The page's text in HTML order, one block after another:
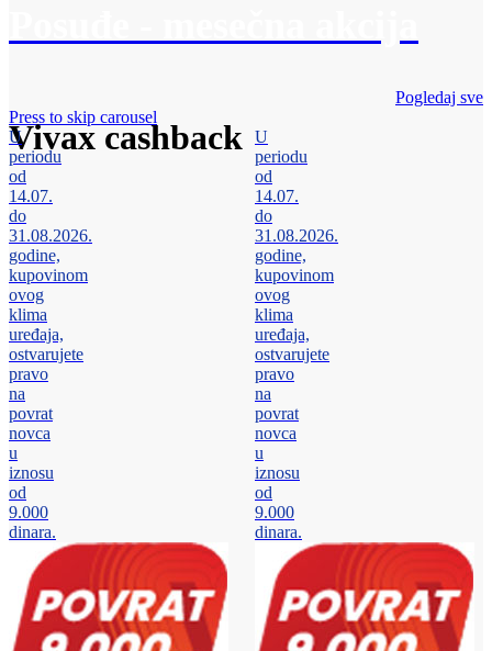
Vivax cashback
Pogledaj sve
Press to skip carousel
U
periodu
od
14.07.
do
31.08.2026.
godine,
kupovinom
ovog
klima
uređaja,
ostvarujete
pravo
na
povrat
novca
u
iznosu
od
9.000
dinara.
U
periodu
od
14.07.
do
31.08.2026.
godine,
kupovinom
ovog
klima
uređaja,
ostvarujete
pravo
na
povrat
novca
u
iznosu
od
9.000
dinara.